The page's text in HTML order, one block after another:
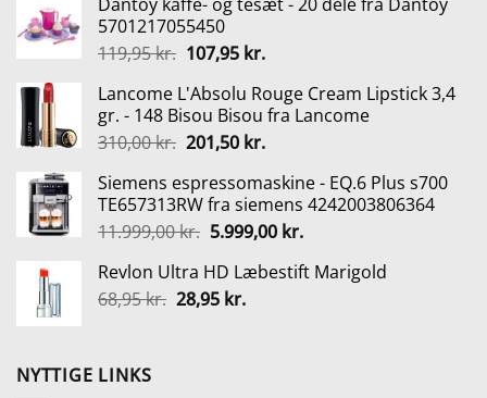
pris
var:
6.697,00 kr..
pris
5701217055450
119,95kr. Den
pris
var:
119,95 kr..
107,95 kr.Den
pris
er:
107,95 kr..
Lancome L'Absolu Rouge Cream Lipstick 3,4
gr. - 148 Bisou Bisou fra Lancome
310,00kr. Den
pris
var:
310,00 kr..
201,50 kr.Den
pris
er:
201,50 kr..
Siemens espressomaskine - EQ.6 Plus s700
TE657313RW fra siemens 4242003806364
11.999,00kr. Den
pris
var:
5.999,00 kr.Den
pris
Revlon Ultra HD Læbestift Marigold
68,95kr. Den
28,95 kr.Den
NYTTIGE LINKS